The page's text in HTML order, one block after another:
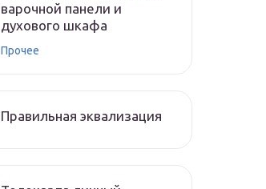
варочной панели и
духового шкафа
Прочее
Правильная эквализация